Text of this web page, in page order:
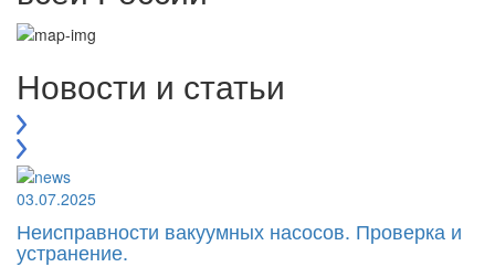
Новости и статьи
03.07.2025
Неисправности вакуумных насосов. Проверка и
устранение.